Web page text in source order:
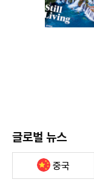
글로벌 뉴스
중국